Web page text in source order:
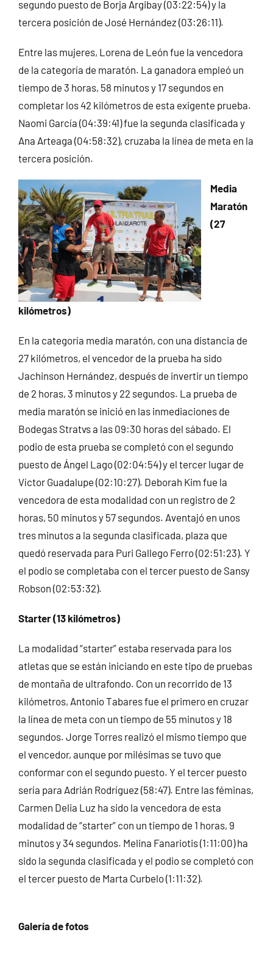
segundo puesto de Borja Argibay (03:22:54) y la
tercera posición de José Hernández (03:26:11).
Entre las mujeres, Lorena de León fue la vencedora
de la categoría de maratón. La ganadora empleó un
tiempo de 3 horas, 58 minutos y 17 segundos en
completar los 42 kilómetros de esta exigente prueba.
Naomi García (04:39:41) fue la segunda clasificada y
Ana Arteaga (04:58:32), cruzaba la línea de meta en la
tercera posición.
Media
Maratón
(27
kilómetros)
En la categoría media maratón, con una distancia de
27 kilómetros, el vencedor de la prueba ha sido
Jachinson Hernández, después de invertir un tiempo
de 2 horas, 3 minutos y 22 segundos. La prueba de
media maratón se inició en las inmediaciones de
Bodegas Stratvs a las 09:30 horas del sábado. El
podio de esta prueba se completó con el segundo
puesto de Ángel Lago (02:04:54) y el tercer lugar de
Víctor Guadalupe (02:10:27). Deborah Kim fue la
vencedora de esta modalidad con un registro de 2
horas, 50 minutos y 57 segundos. Aventajó en unos
tres minutos a la segunda clasificada, plaza que
quedó reservada para Puri Gallego Ferro (02:51:23). Y
el podio se completaba con el tercer puesto de Sansy
Robson (02:53:32).
Starter (13 kilómetros)
La modalidad “starter” estaba reservada para los
atletas que se están iniciando en este tipo de pruebas
de montaña de ultrafondo. Con un recorrido de 13
kilómetros, Antonio Tabares fue el primero en cruzar
la línea de meta con un tiempo de 55 minutos y 18
segundos. Jorge Torres realizó el mismo tiempo que
el vencedor, aunque por milésimas se tuvo que
conformar con el segundo puesto. Y el tercer puesto
sería para Adrián Rodríguez (58:47). Entre las féminas,
Carmen Delia Luz ha sido la vencedora de esta
modalidad de “starter” con un tiempo de 1 horas, 9
minutos y 34 segundos. Melina Fanariotis (1:11:00) ha
sido la segunda clasificada y el podio se completó con
el tercer puesto de Marta Curbelo (1:11:32).
Galería de fotos